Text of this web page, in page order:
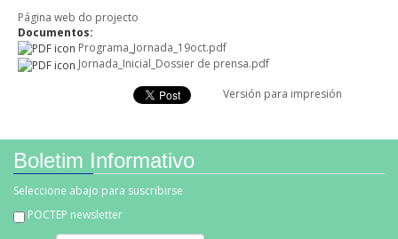
Página web do projecto
Documentos:
Programa_Jornada_19oct.pdf
Jornada_Inicial_Dossier de prensa.pdf
Versión para impresión
Boletim Informativo
Seleccione abajo para suscribirse
POCTEP newsletter